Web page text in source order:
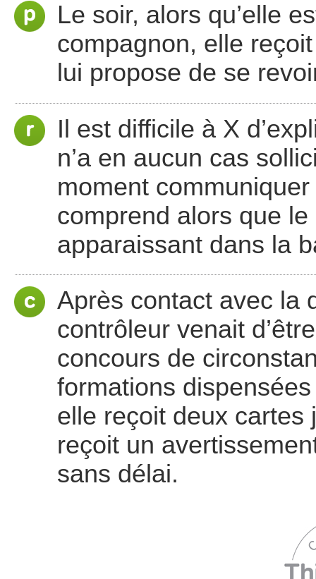
Le soir, alors qu’elle
compagnon, elle
lui propose de se
Il est difficile à X
n’a en aucun cas
moment
comprend alors que
apparaissant dans la
Après contact avec la
contrôleur venait
concours de
formations
elle reçoit deux cartes
reçoit un
sans délai.